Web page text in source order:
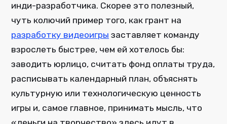
инди-разработчика. Скорее это полезный,
чуть колючий пример того, как грант на
разработку видеоигры заставляет команду
взрослеть быстрее, чем ей хотелось бы:
заводить юрлицо, считать фонд оплаты труда,
расписывать календарный план, объяснять
культурную или технологическую ценность
игры и, самое главное, принимать мысль, что